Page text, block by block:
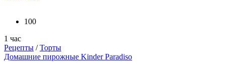
100
1 час
Рецепты /Торты
Домашние пирожные Kinder Paradiso